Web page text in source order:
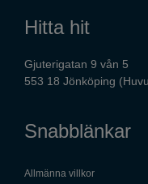
Hitta hit
Gjuterigatan 9 vån 5
553 18 Jönköping
Snabblänkar
Allmänna villkor